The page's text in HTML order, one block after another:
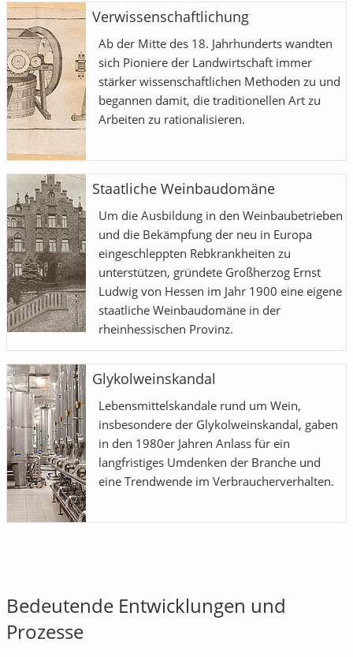
Verwissenschaftlichung
Ab der Mitte des 18. Jahrhunderts wandten
sich Pioniere der Landwirtschaft immer
stärker wissenschaftlichen Methoden zu und
begannen damit, die traditionellen Art zu
Arbeiten zu rationalisieren.
Staatliche Weinbaudomäne
Um die Ausbildung in den Weinbaubetrieben
und die Bekämpfung der neu in Europa
eingeschleppten Rebkrankheiten zu
unterstützen, gründete Großherzog Ernst
Ludwig von Hessen im Jahr 1900 eine eigene
staatliche Weinbaudomäne in der
rheinhessischen Provinz.
Glykolweinskandal
Lebensmittelskandale rund um Wein,
insbesondere der Glykolweinskandal, gaben
in den 1980er Jahren Anlass für ein
langfristiges Umdenken der Branche und
eine Trendwende im Verbraucherverhalten.
Bedeutende Entwicklungen und
Prozesse